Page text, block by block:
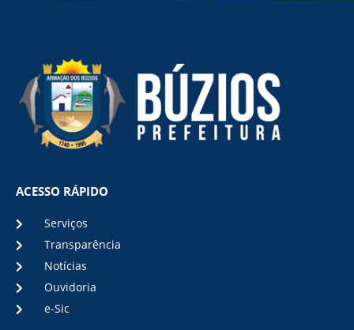
ACESSO RÁPIDO
Serviços
Transparência
Notícias
Ouvidoria
e-Sic